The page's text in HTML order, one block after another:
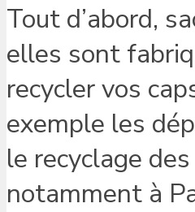
Tout d’abord,
elles sont
recycler vos
exemple les
le recyclage
notamment à